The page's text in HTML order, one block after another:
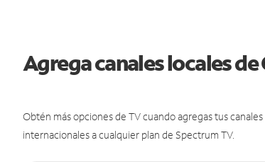
Agrega canales locales
Obtén más opciones de TV cuando agregas tus
internacionales a cualquier plan de Spectrum TV.